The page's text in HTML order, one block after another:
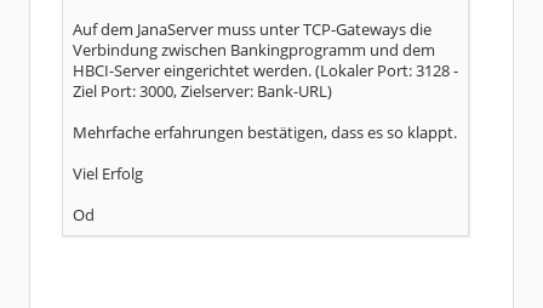
Auf dem JanaServer muss unter TCP-Gateways die
Verbindung zwischen Bankingprogramm und dem
HBCI-Server eingerichtet werden. (Lokaler Port: 3128 -
Ziel Port: 3000, Zielserver: Bank-URL)
Mehrfache erfahrungen bestätigen, dass es so klappt.
Viel Erfolg
Od